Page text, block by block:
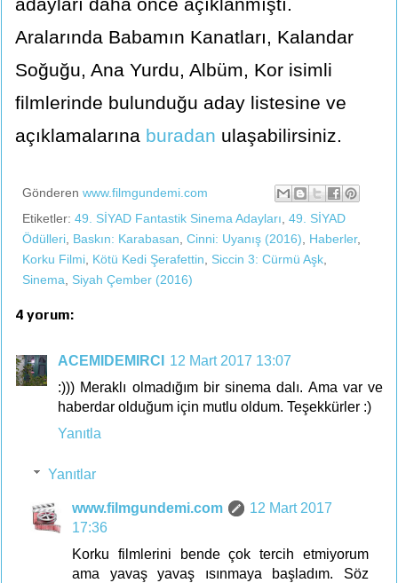
Aralarında Babamın Kanatları, Kalandar
Soğuğu, Ana Yurdu, Albüm, Kor isimli
filmlerinde bulunduğu aday listesine ve
açıklamalarına buradan ulaşabilirsiniz.
Gönderen www.filmgundemi.com
Etiketler: 49. SİYAD Fantastik Sinema Adayları 49. SİYAD
Ödülleri Baskın: Karabasan Cinni: Uyanış (2016) Haberler,
Korku Filmi Kötü Kedi Şerafettin Siccin 3: Cürmü Aşk
Sinema
Siyah Çember (2016)
4 yorum:
ACEMIDEMIRCI
12 Mart 2017 13:07
:))) Meraklı olmadığım bir sinema dalı. Ama var ve
haberdar olduğum için mutlu oldum. Teşekkürler :)
Yanıtla
Yanıtlar
www.filmgundemi.com
12 Mart 2017
17:36
Korku filmlerini bende çok tercih etmiyorum
ama yavaş yavaş ısınmaya başladım. Söz